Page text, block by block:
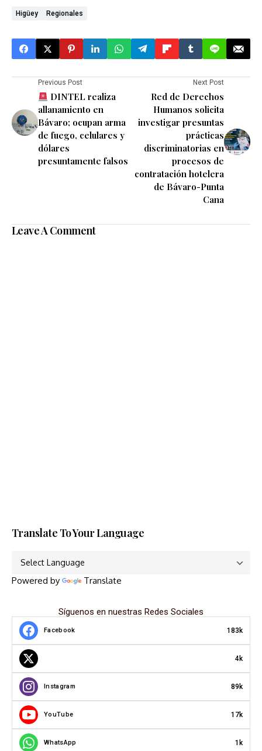
Higüey Regionales
Previous Post
DINTEL realiza
allanamiento en
Bávaro; ocupan arma
de fuego, celulares y
dólares
presuntamente falsos
Next Post
Red de Derechos
Humanos solicita
investigar presuntas
prácticas
discriminatorias en
procesos de
contratación hotelera
de Bávaro-Punta
Cana
Leave A Comment
Translate To Your Language
Powered by Translate
Síguenos en nuestras Redes Sociales
Facebook 183k
4k
Instagram 89k
YouTube 17k
WhatsApp 1k